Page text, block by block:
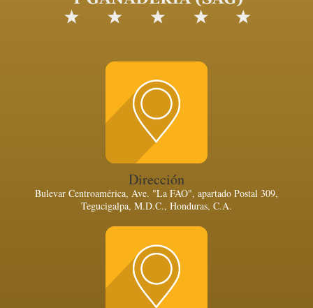
Dirección
Bulevar Centroamérica, Ave. "La FAO", apartado Postal 309,
Tegucigalpa, M.D.C., Honduras, C.A.